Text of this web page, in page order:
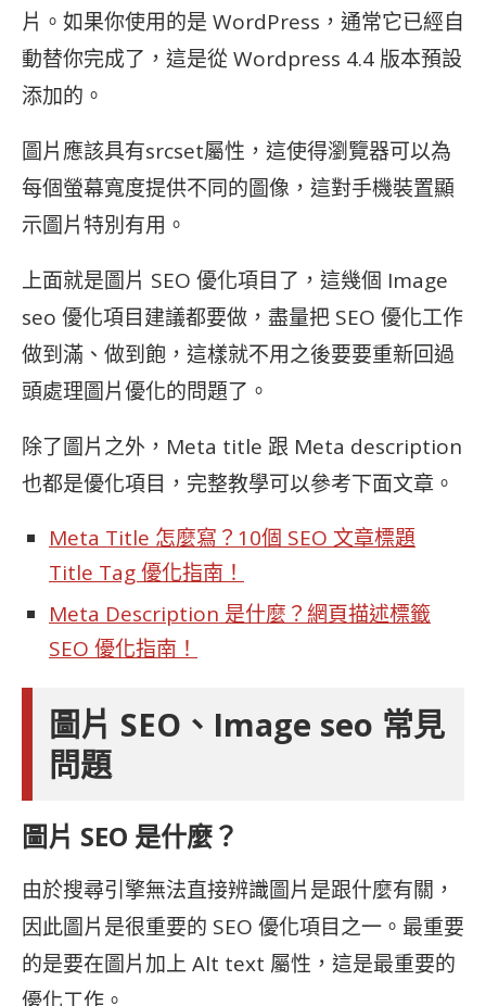
片。如果你使用的是 WordPress，通常它已經自
動替你完成了，這是從 Wordpress 4.4 版本預設
添加的。
圖片應該具有srcset屬性，這使得瀏覽器可以為
每個螢幕寬度提供不同的圖像，這對手機裝置顯
示圖片特別有用。
上面就是圖片 SEO 優化項目了，這幾個 Image
seo 優化項目建議都要做，盡量把 SEO 優化工作
做到滿、做到飽，這樣就不用之後要要重新回過
頭處理圖片優化的問題了。
除了圖片之外，Meta title 跟 Meta description
也都是優化項目，完整教學可以參考下面文章。
Meta Title 怎麼寫？10個 SEO 文章標題
Title Tag 優化指南！
Meta Description 是什麼？網頁描述標籤
SEO 優化指南！
圖片 SEO、Image seo 常見
問題
圖片 SEO 是什麼？
由於搜尋引擎無法直接辨識圖片是跟什麼有關，
因此圖片是很重要的 SEO 優化項目之一。最重要
的是要在圖片加上 Alt text 屬性，這是最重要的
優化工作。